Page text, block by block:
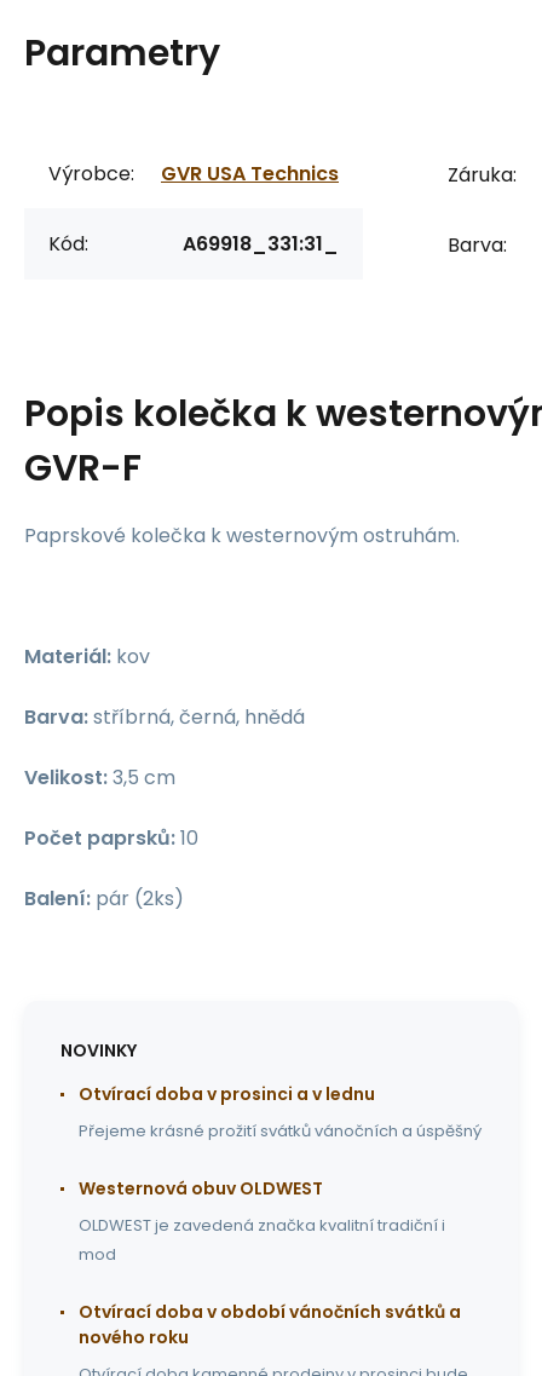
Parametry
Výrobce: GVR USA Technics
Kód: A69918_331:31_
Záruka:
Barva:
Popis kolečka k
GVR-F
Paprskové kolečka k westernovým ostruhám.
Materiál: kov
Barva:stříbrná, černá, hnědá
Velikost:3,5 cm
Počet paprsků:10
Balení: pár (2ks)
NOVINKY
Otvírací doba v prosinci a v lednu
Přejeme krásné prožití svátků vánočních a úspěšný
Westernová obuv OLDWEST
OLDWEST je zavedená značka kvalitní tradiční i
mod
Otvírací doba v období vánočních svátků a
nového roku